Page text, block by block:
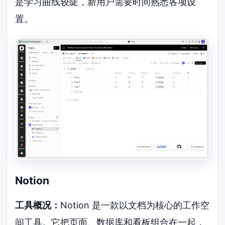
置。
Notion
工具概况： Notion 是一款以文档为核心的工作空
间工具。它把页面、数据库和看板组合在一起，